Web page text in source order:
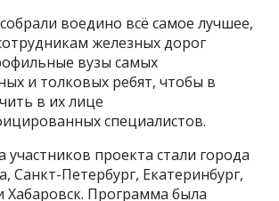
воедино всё самое лучшее,
железных дорог
вузы самых
и толковых ребят, чтобы в
в их лице
специалистов.
участников проекта стали города
Санкт-Петербург, Екатеринбург,
Хабаровск. Программа была